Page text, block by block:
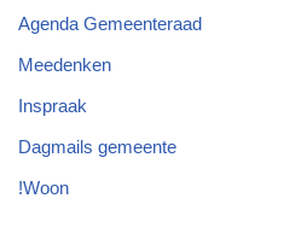
Agenda Gemeenteraad
Meedenken
Inspraak
Dagmails gemeente
!Woon